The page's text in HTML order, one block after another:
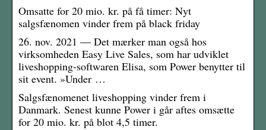
Omsatte for 20 mio. kr. på få timer: Nyt
salgsfænomen vinder frem på black friday
26. nov. 2021 — Det mærker man også hos
virksomheden Easy Live Sales, som har udviklet
liveshopping-softwaren Elisa, som Power benytter til
sit event. »Under …
Salgsfænomenet liveshopping vinder frem i
Danmark. Senest kunne Power i går aftes omsætte
for 20 mio. kr. på blot 4,5 timer.